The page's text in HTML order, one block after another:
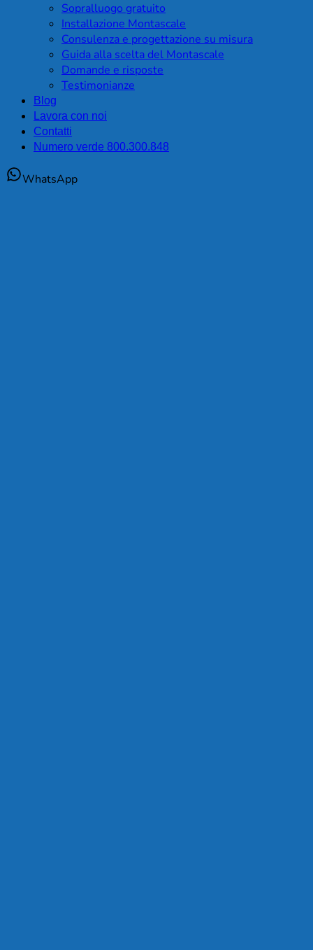
Sopralluogo gratuito
Installazione Montascale
Consulenza e progettazione su misura
Guida alla scelta del Montascale
Domande e risposte
Testimonianze
Blog
Lavora con noi
Contatti
Numero verde 800.300.848
WhatsApp